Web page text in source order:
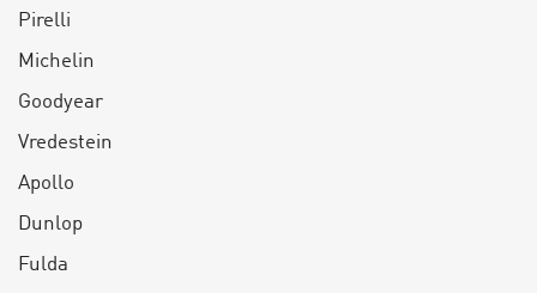
Pirelli
Michelin
Goodyear
Vredestein
Apollo
Dunlop
Fulda